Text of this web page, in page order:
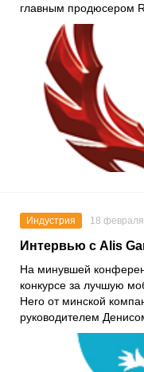
главным продюсером
Индустрия 18
Интервью с Alis
На минувшей
конкурсе за лучшую
Hero от минской
руководителем